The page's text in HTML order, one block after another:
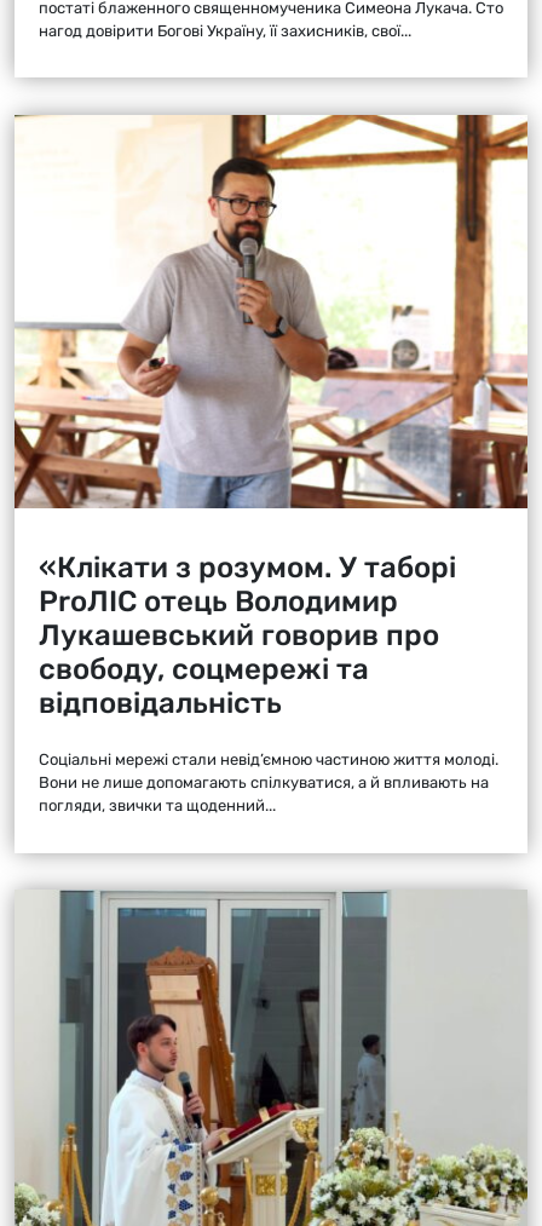
постаті блаженного священномученика Симеона Лукача. Сто
нагод довірити Богові Україну, її захисників, свої...
«Клікати з розумом. У таборі
ProЛІС отець Володимир
Лукашевський говорив про
свободу, соцмережі та
відповідальність
Соціальні мережі стали невід’ємною частиною життя молоді.
Вони не лише допомагають спілкуватися, а й впливають на
погляди, звички та щоденний...